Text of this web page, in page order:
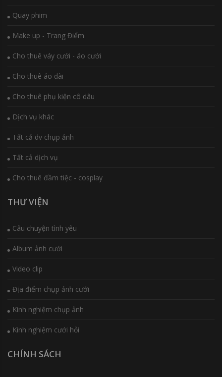
Quay phim
Make up - Trang Điểm
Cho thuê váy cưới - áo cưới
Cho thuê áo dài
Cho thuê phụ kiện cô dâu
Dịch vụ khác
Tất cả dv chụp ảnh
Tất cả dịch vụ
Cho thuê đầm tiệc - cosplay
THƯ VIỆN
Câu chuyện tình yêu
Album ảnh cưới
Video clip
Địa điểm chụp ảnh cưới
Kinh nghiệm chụp ảnh
Kinh nghiệm cưới hỏi
CHÍNH SÁCH